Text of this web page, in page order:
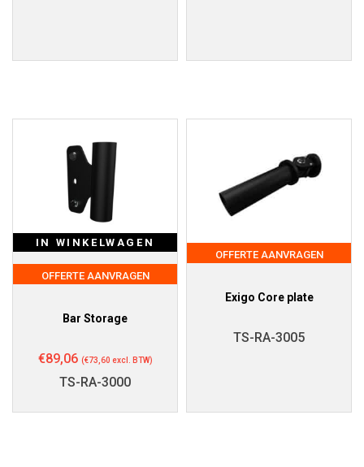
IN WINKELWAGEN
OFFERTE AANVRAGEN
Bar Storage
€89,06 (€73,60 excl. BTW)
TS-RA-3000
OFFERTE AANVRAGEN
Exigo Core plate
TS-RA-3005